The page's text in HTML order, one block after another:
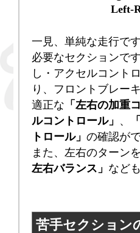
Left-
一見、単純な走行で
必要なセクションで
し・アクセルコント
り、フロントブレー
適正な 「左右の加重
ルコントロール」 、
トロール」 の確認が
また、左右のターン
左右バランス」 など
苦手セクション